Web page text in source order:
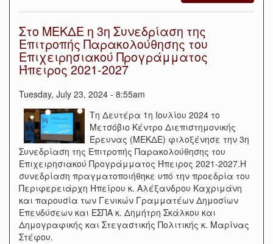
Στο ΜΕΚΔΕ η 3η Συνεδρίαση της
Επιτροπής Παρακολούθησης του
Επιχειρησιακού Προγράμματος
Ήπειρος 2021-2027
Tuesday, July 23, 2024 - 8:55am
Τη Δευτέρα 1η Ιουλίου 2024 το
Μετσόβιο Κέντρο Διεπιστημονικής
Έρευνας (ΜΕΚΔΕ) φιλοξένησε την 3η
Συνεδρίαση της Επιτροπής Παρακολούθησης του
Επιχειρησιακού Προγράμματος Ήπειρος 2021-2027.Η
συνεδρίαση πραγματοποιήθηκε υπό την προεδρία του
Περιφερειάρχη Ηπείρου κ. Αλέξανδρου Καχριμάνη
και παρουσία των Γενικών Γραμματέων Δημοσίων
Επενδύσεων και ΕΣΠΑ κ. Δημήτρη Σκάλκου και
Δημογραφικής και Στεγαστικής Πολιτικής κ. Μαρίνας
Στέφου.